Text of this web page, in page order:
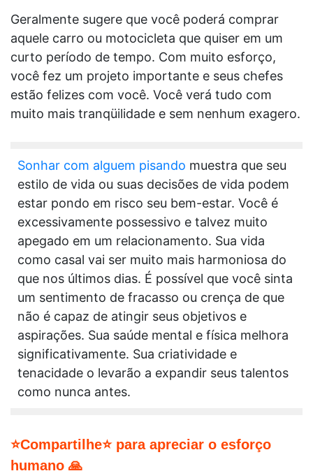
Geralmente sugere que você poderá comprar
aquele carro ou motocicleta que quiser em um
curto período de tempo. Com muito esforço,
você fez um projeto importante e seus chefes
estão felizes com você. Você verá tudo com
muito mais tranqüilidade e sem nenhum exagero.
Sonhar com alguem pisando muestra que seu
estilo de vida ou suas decisões de vida podem
estar pondo em risco seu bem-estar. Você é
excessivamente possessivo e talvez muito
apegado em um relacionamento. Sua vida
como casal vai ser muito mais harmoniosa do
que nos últimos dias. É possível que você sinta
um sentimento de fracasso ou crença de que
não é capaz de atingir seus objetivos e
aspirações. Sua saúde mental e física melhora
significativamente. Sua criatividade e
tenacidade o levarão a expandir seus talentos
como nunca antes.
⭐Compartilhe⭐ para apreciar o esforço
humano 🙏